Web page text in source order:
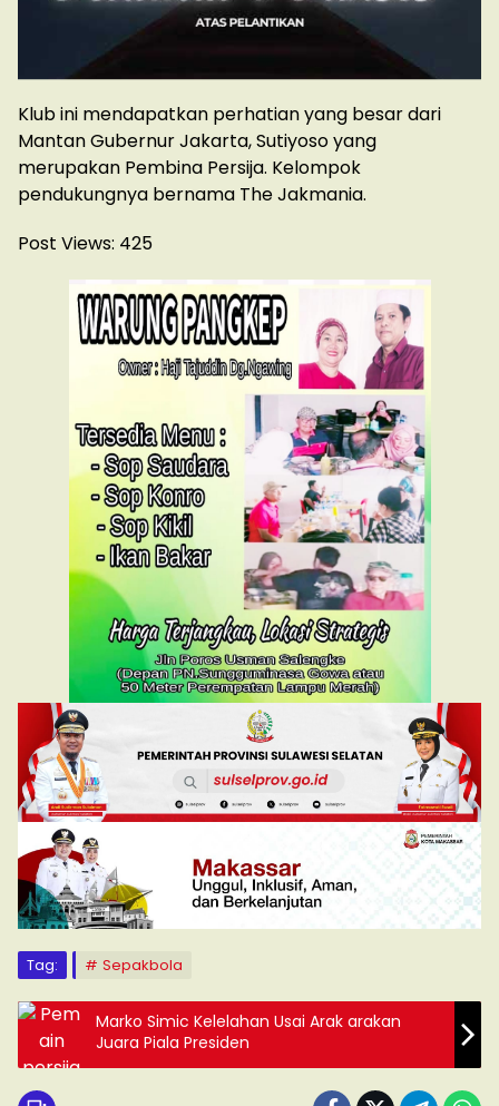
Klub ini mendapatkan perhatian yang besar dari
Mantan Gubernur Jakarta, Sutiyoso yang
merupakan Pembina Persija. Kelompok
pendukungnya bernama The Jakmania.
Post Views: 425
Tag: Sepakbola
Marko Simic Kelelahan Usai Arak arakan
Juara Piala Presiden